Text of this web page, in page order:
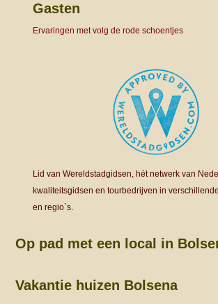
Gasten
Ervaringen met volg de rode schoentjes
Lid van Wereldstadgidsen, hét netwerk van
kwaliteitsgidsen en tourbedrijven in
en regio`s.
Op pad met een local in
Vakantie huizen Bolsena